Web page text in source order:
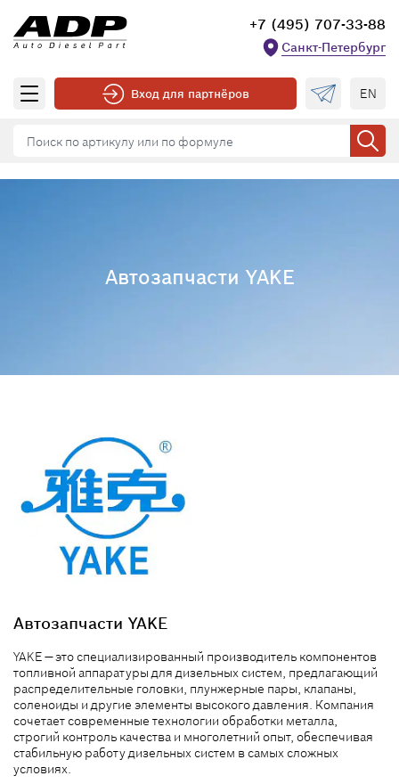
+7 (495) 707-33-88
Санкт-Петербург
Вход для партнёров EN
Автозапчасти YAKE
Автозапчасти YAKE
YAKE — это специализированный производитель компонентов
топливной аппаратуры для дизельных систем, предлагающий
распределительные головки, плунжерные пары, клапаны,
соленоиды и другие элементы высокого давления. Компания
сочетает современные технологии обработки металла,
строгий контроль качества и многолетний опыт, обеспечивая
стабильную работу дизельных систем в самых сложных
условиях.